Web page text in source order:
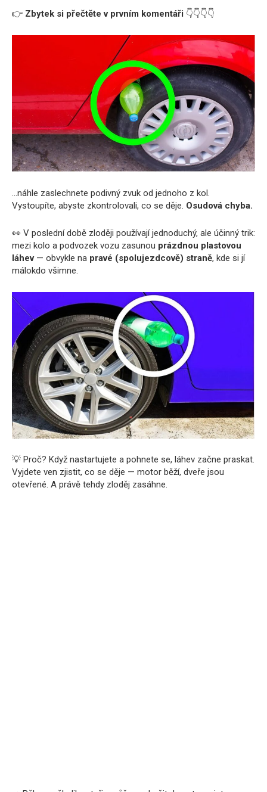
👉 Zbytek si přečtěte v prvním komentáři 👇👇👇👇
…náhle zaslechnete podivný zvuk od jednoho z kol.
Vystoupíte, abyste zkontrolovali, co se děje. Osudová chyba.
👀 V poslední době zloději používají jednoduchý, ale účinný trik:
mezi kolo a podvozek vozu zasunou prázdnou plastovou
láhev— obvykle na pravé (spolujezdcově) straně, kde si jí
málokdo všimne.
💡 Proč? Když nastartujete a pohnete se, láhev začne praskat.
Vyjdete ven zjistit, co se děje — motor běží, dveře jsou
otevřené. A právě tehdy zloděj zasáhne.